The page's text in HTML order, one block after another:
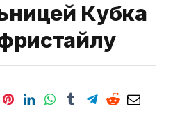
Кубка